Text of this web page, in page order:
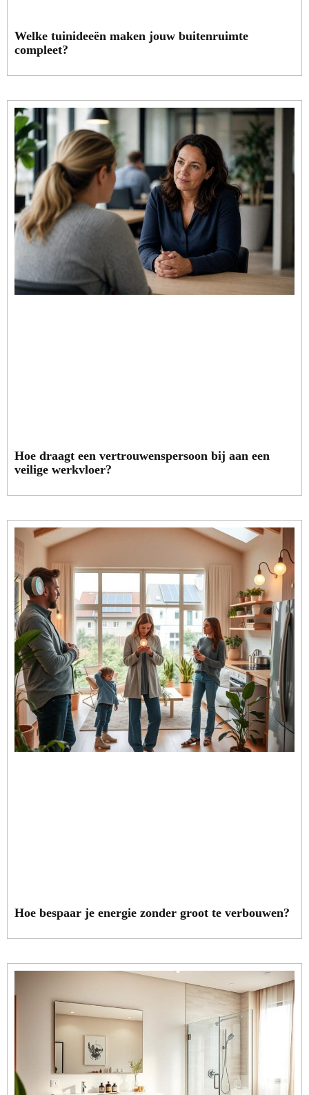
Welke tuinideeën maken jouw buitenruimte
compleet?
Hoe draagt een vertrouwenspersoon bij aan een
veilige werkvloer?
Hoe bespaar je energie zonder groot te verbouwen?